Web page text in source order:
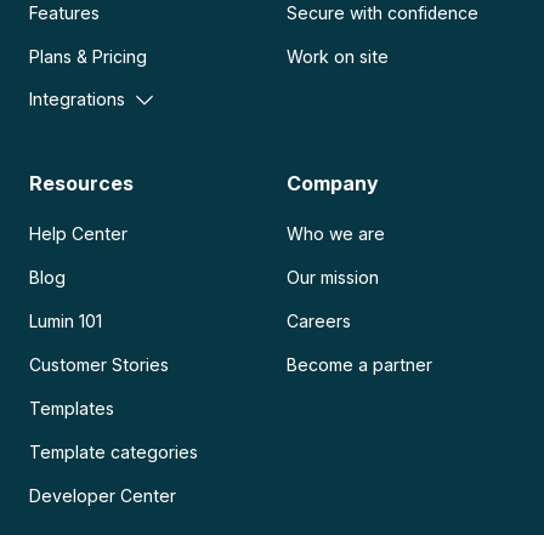
Features
Plans & Pricing
Integrations
Secure with confidence
Work on site
Resources
Help Center
Blog
Lumin 101
Customer Stories
Templates
Template categories
Developer Center
Company
Who we are
Our mission
Careers
Become a partner